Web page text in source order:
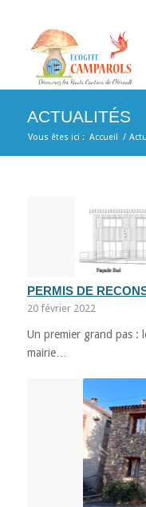
ACTUALITÉS
Vous êtes ici : Accueil /
PERMIS DE
20 février 2022
Un premier grand pas :
mairie…